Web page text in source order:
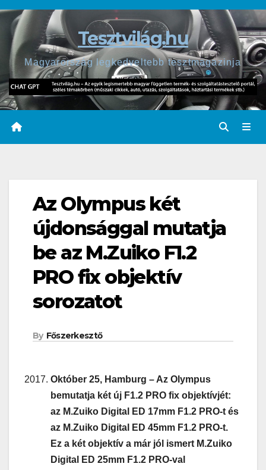
Skip
content
Tesztvilág.hu
Magyarország legkedveltebb tesztmagazinja
Az Olympus két
újdonsággal mutatja
be az M.Zuiko F1.2
PRO fix objektív
sorozatot
By Főszerkesztő
Október 25, Hamburg – Az Olympus
bemutatja két új F1.2 PRO fix objektívjét:
az M.Zuiko Digital ED 17mm F1.2 PRO-t és
az M.Zuiko Digital ED 45mm F1.2 PRO-t.
Ez a két objektív a már jól ismert M.Zuiko
Digital ED 25mm F1.2 PRO-val